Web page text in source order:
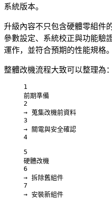
系統版本。
升級內容不只包含硬體零組件
參數設定、系統校正與功能驗
運作，並符合預期的性能規格。
整體改機流程大致可以整理為：
1
前期準備
2
→ 蒐集改機前資料
3
→ 關電與安全確認
4
5
硬體改機
6
→ 拆除舊組件
7
→ 安裝新組件